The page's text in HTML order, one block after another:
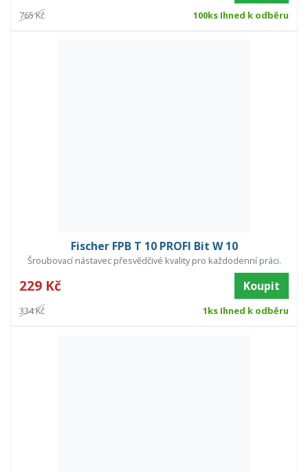
765 Kč 100ks Ihned k odběru
Fischer FPB T 10 PROFI Bit W 10
Šroubovací nástavec přesvědčivé kvality pro každodenní práci.
229 Kč Koupit
334 Kč 1ks Ihned k odběru